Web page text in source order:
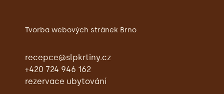
Tvorba webových stránek Brno
recepce@slpkrtiny.cz
+420 724 946 162
rezervace ubytování